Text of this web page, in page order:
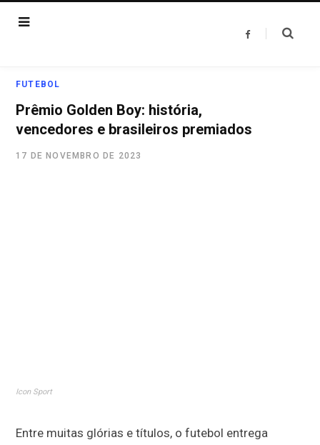
F
FUTEBOL
Prêmio Golden Boy: história,
vencedores e brasileiros premiados
17 DE NOVEMBRO DE 2023
Icon Sport
Entre muitas glórias e títulos, o futebol entrega